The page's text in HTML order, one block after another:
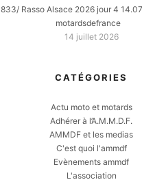
833/ Rasso Alsace 2026 jour 4
motardsdefrance
14 juillet 2026
CATÉGORIES
Actu moto et motards
Adhérer à l’A.M.M.D.F.
AMMDF et les medias
C'est quoi l'ammdf
Evènements ammdf
L'association